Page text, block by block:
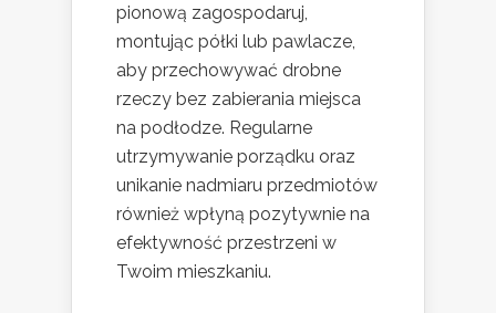
pionową zagospodaruj,
montując półki lub pawlacze,
aby przechowywać drobne
rzeczy bez zabierania miejsca
na podłodze. Regularne
utrzymywanie porządku oraz
unikanie nadmiaru przedmiotów
również wpłyną pozytywnie na
efektywność przestrzeni w
Twoim mieszkaniu.